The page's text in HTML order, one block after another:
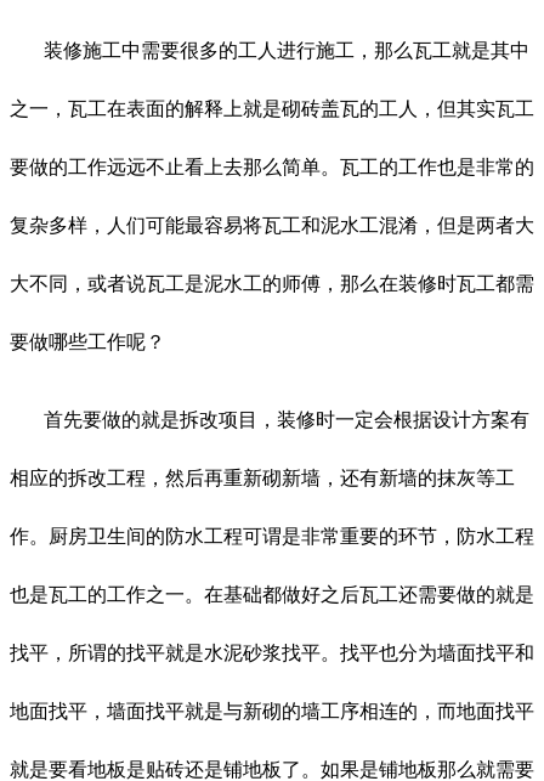
装修施工中需要很多的工人进行施工，那么瓦工就是其中
之一，瓦工在表面的解释上就是砌砖盖瓦的工人，但其实瓦工
要做的工作远远不止看上去那么简单。瓦工的工作也是非常的
复杂多样，人们可能最容易将瓦工和泥水工混淆，但是两者大
大不同，或者说瓦工是泥水工的师傅，那么在装修时瓦工都需
要做哪些工作呢？
首先要做的就是拆改项目，装修时一定会根据设计方案有
相应的拆改工程，然后再重新砌新墙，还有新墙的抹灰等工
作。厨房卫生间的防水工程可谓是非常重要的环节，防水工程
也是瓦工的工作之一。在基础都做好之后瓦工还需要做的就是
找平，所谓的找平就是水泥砂浆找平。找平也分为墙面找平和
地面找平，墙面找平就是与新砌的墙工序相连的，而地面找平
就是要看地板是贴砖还是铺地板了。如果是铺地板那么就需要